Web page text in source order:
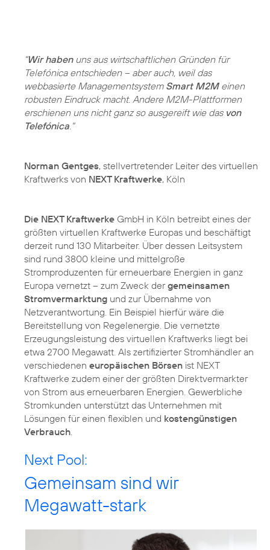
"Wir habenuns aus wirtschaftlichen Gründen für
Telefónica entschieden – aber auch, weil das
webbasierte Managementsystem Smart M2Meinen
robusten Eindruck macht. Andere M2M-Plattformen
erschienen uns nicht ganz so ausgereift wie das von
Telefónica."
Norman Gentges, stellvertretender Leiter des virtuellen
Kraftwerks von NEXT Kraftwerke, Köln
Die NEXT Kraftwerke GmbH in Köln betreibt eines der
größten virtuellen Kraftwerke Europas und beschäftigt
derzeit rund 130 Mitarbeiter. Über dessen Leitsystem
sind rund 3800 kleine und mittelgroße
Stromproduzenten für erneuerbare Energien in ganz
Europa vernetzt – zum Zweck dergemeinsamen
Stromvermarktung und zur Übernahme von
Netzverantwortung. Ein Beispiel hierfür wäre die
Bereitstellung von Regelenergie. Die vernetzte
Erzeugungsleistung des virtuellen Kraftwerks liegt bei
etwa 2700 Megawatt. Als zertifizierter Stromhändler an
verschiedenen europäischen Börsen ist NEXT
Kraftwerke zudem einer der größten Direktvermarkter
von Strom aus erneuerbaren Energien. Gewerbliche
Stromkunden unterstützt das Unternehmen mit
Lösungen für einen flexiblen und kostengünstigen
Verbrauch.
Next Pool:
Gemeinsam sind wir
Megawatt-stark